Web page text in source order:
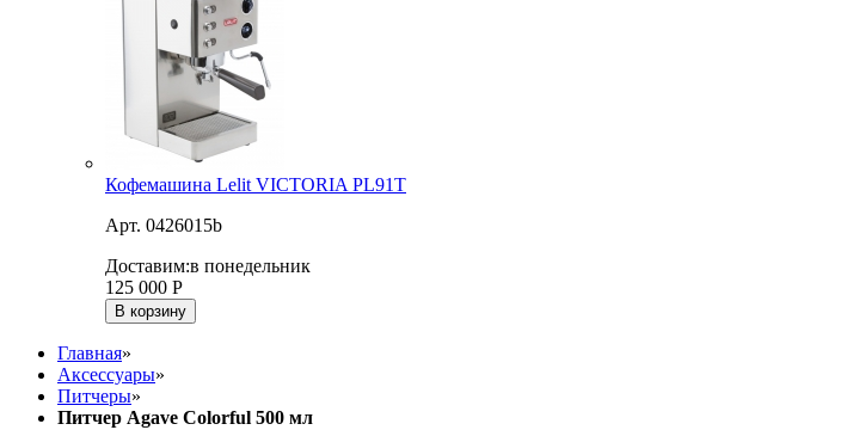
Кофемашина Lelit VICTORIA PL91T
Арт. 0426015b
Доставим:в понедельник
125 000 Р
В корзину
Главная»
Аксессуары»
Питчеры»
Питчер Agave Colorful 500 мл